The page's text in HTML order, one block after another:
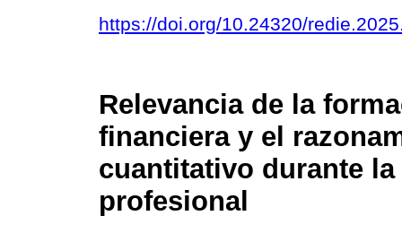
https://doi.org/10.24320/
Relevancia de la
financiera y el
cuantitativo durante
profesional